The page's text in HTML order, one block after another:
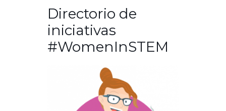
Directorio de
iniciativas
#WomenInSTEM